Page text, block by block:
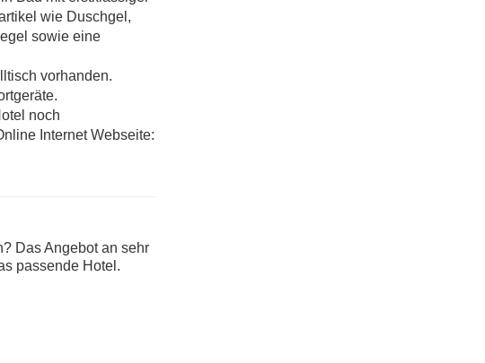
wie Duschgel,
sowie eine
vorhanden.
noch
Internet Webseite:
Das Angebot an sehr
passende Hotel.